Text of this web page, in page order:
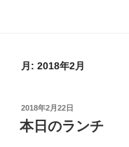
月: 2018年2月
投
稿
日:
2018年2月22日
本日のランチ